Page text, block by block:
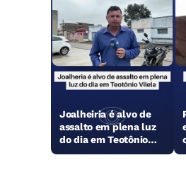
Joalheiria é alvo de
assalto em plena luz
do dia em Teotônio
Vilela